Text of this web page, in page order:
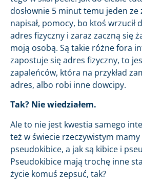
dosłownie 5 minut temu jeden ze
napisał, pomocy, bo ktoś
adres fizyczny i zaraz zaczną się
moją osobą. Są takie różne fora
zapostuje się adres fizyczny, to
zapaleńców, która na przykład
adres, albo robi inne dowcipy.
Tak? Nie wiedziałem.
Ale to nie jest kwestia samego
też w świecie rzeczywistym
pseudokibice, a jak są kibice i
Pseudokibice mają trochę inne
życie komuś zepsuć, tak?